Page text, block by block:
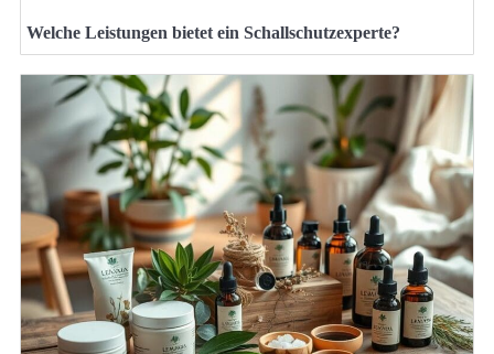
Welche Leistungen bietet ein Schallschutzexperte?